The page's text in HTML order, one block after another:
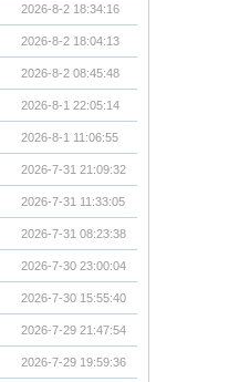
2026-8-2 18:34:16
2026-8-2 18:04:13
2026-8-2 08:45:48
2026-8-1 22:05:14
2026-8-1 11:06:55
2026-7-31 21:09:32
2026-7-31 11:33:05
2026-7-31 08:23:38
2026-7-30 23:00:04
2026-7-30 15:55:40
2026-7-29 21:47:54
2026-7-29 19:59:36